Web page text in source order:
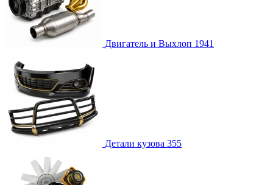
Двигатель и Выхлоп 1941
Детали кузова 355